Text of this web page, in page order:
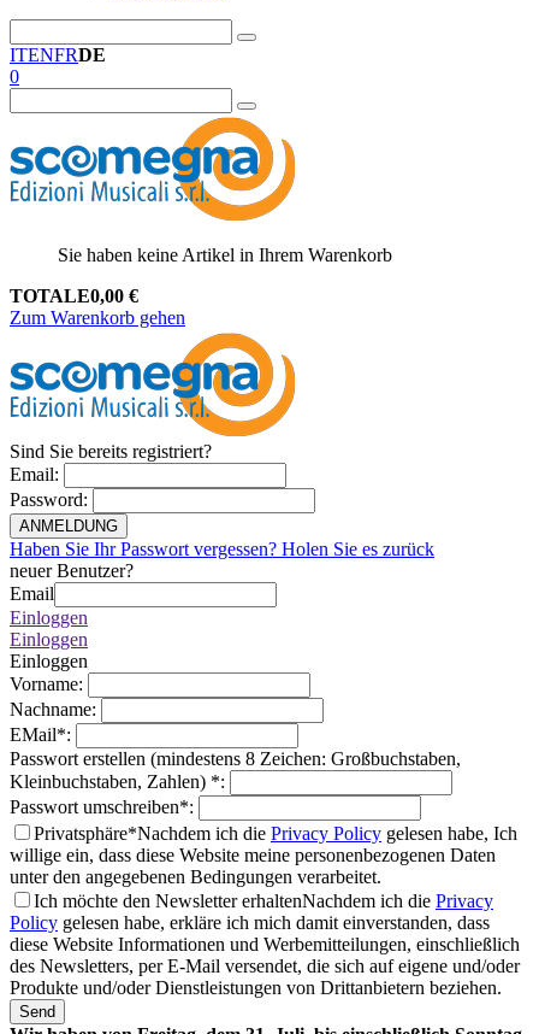
ITENFRDE
0
Sie haben keine Artikel in Ihrem Warenkorb
TOTALE0,00 €
Zum Warenkorb gehen
Sind Sie bereits registriert?
Email:
Password:
ANMELDUNG
Haben Sie Ihr Passwort vergessen? Holen Sie es zurück
neuer Benutzer?
Email
Einloggen
Einloggen
Einloggen
Vorname:
Nachname:
EMail*:
Passwort erstellen (mindestens 8 Zeichen: Großbuchstaben,
Kleinbuchstaben, Zahlen) *:
Passwort umschreiben*:
Privatsphäre*Nachdem ich die Privacy Policy gelesen habe, Ich
willige ein, dass diese Website meine personenbezogenen Daten
unter den angegebenen Bedingungen verarbeitet.
Ich möchte den Newsletter erhaltenNachdem ich die Privacy
Policy gelesen habe, erkläre ich mich damit einverstanden, dass
diese Website Informationen und Werbemitteilungen, einschließlich
des Newsletters, per E-Mail versendet, die sich auf eigene und/oder
Produkte und/oder Dienstleistungen von Drittanbietern beziehen.
Send